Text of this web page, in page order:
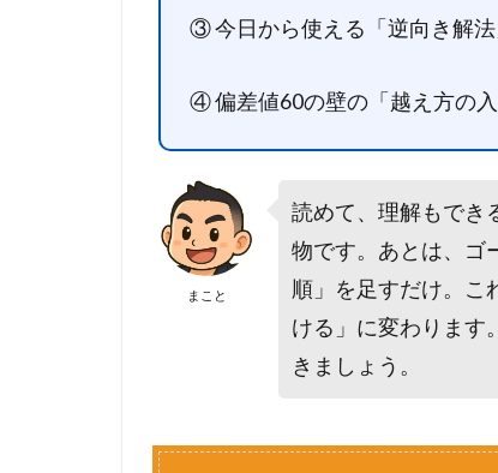
終
え
と
こ
な
ま
す
る
③ 今日から使える「逆向き解
④ 偏差値60の壁の「越え方の
まこと
読めて、理解もでき
物です。あとは、ゴ
順」を足すだけ。こ
ける」に変わります
きましょう。